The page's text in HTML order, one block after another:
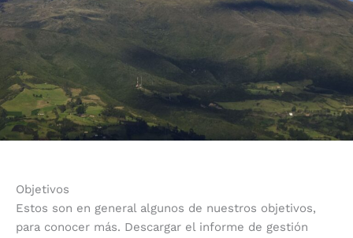
Objetivos
Estos son en general algunos de nuestros objetivos,
para conocer más. Descargar el informe de gestión